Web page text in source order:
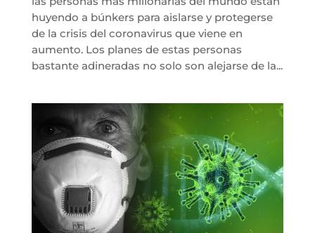
huyendo a búnkers para aislarse y protegerse
de la crisis del coronavirus que viene en
aumento. Los planes de estas personas
bastante adineradas no solo son alejarse de la...